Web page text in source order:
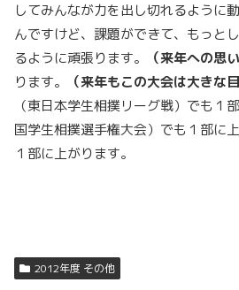
してみんなが力を出し切れるように
んですけど、課題ができて、もっと
るように頑張ります。
（来年への思
ります。
（来年もこの大会は大きな
（東日本学生相撲リーグ戦）でも１
国学生相撲選手権大会）でも１部に
１部に上がります。
2012年度 その他